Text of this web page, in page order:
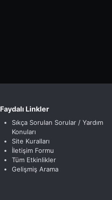
Faydalı Linkler
Sıkça Sorulan Sorular / Yardım
Konuları
Site Kuralları
İletişim Formu
Tüm Etkinlikler
Gelişmiş Arama